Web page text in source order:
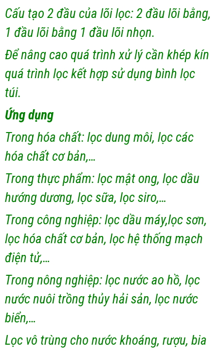
Cấu tạo 2 đầu của lõi lọc: 2 đầu lõi bằng,
1 đầu lõi bằng 1 đầu lõi nhọn.
Để nâng cao quá trình xử lý cần khép kín
quá trình lọc kết hợp sử dụng bình lọc
túi.
Ứng dụng
Trong hóa chất: lọc dung môi, lọc các
hóa chất cơ bản,…
Trong thực phẩm: lọc mật ong, lọc dầu
hướng dương, lọc sữa, lọc siro,…
Trong công nghiệp: lọc dầu máy,lọc sơn,
lọc hóa chất cơ bản, lọc hệ thống mạch
điện tử,…
Trong nông nghiệp: lọc nước ao hồ, lọc
nước nuôi trồng thủy hải sản, lọc nước
biển,…
Lọc vô trùng cho nước khoáng, rượu, bia